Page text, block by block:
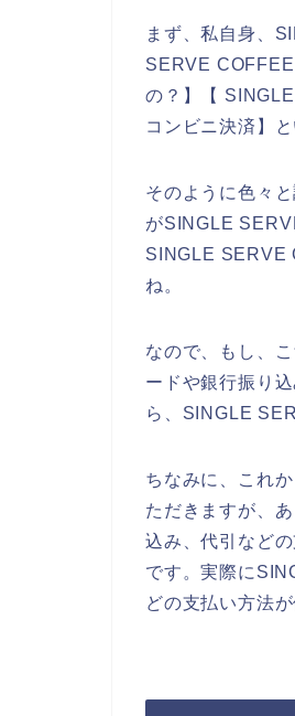
まず、私自身、
SERVE
の？】【
コンビニ決済】
そのように色々
がSINGLE
SINGLE SERVE
ね。
なので、もし、
ードや銀行振り
ら、SINGLE
ちなみに、これ
ただきますが、
込み、代引など
です。実際に
どの支払い方法